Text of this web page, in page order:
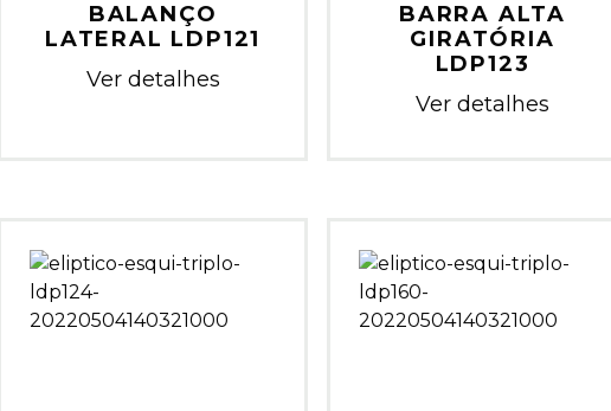
BALANÇO
LATERAL LDP121
Ver detalhes
BARRA ALTA
GIRATÓRIA
LDP123
Ver detalhes